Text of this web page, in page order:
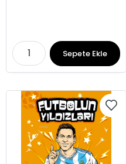
Sepete Ekle